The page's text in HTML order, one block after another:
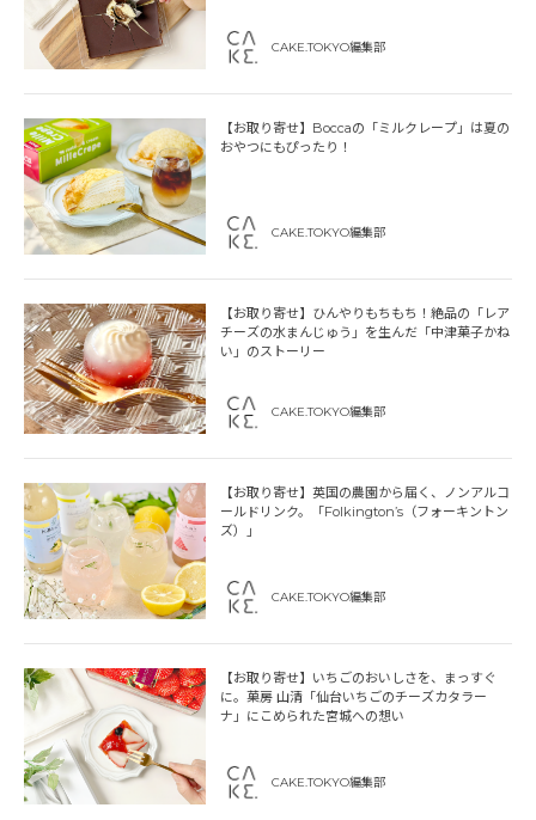
CAKE.TOKYO編集部
【お取り寄せ】Boccaの「ミルクレープ」は夏の
おやつにもぴったり！
CAKE.TOKYO編集部
【お取り寄せ】ひんやりもちもち！絶品の「レア
チーズの水まんじゅう」を生んだ「中津菓子かね
い」のストーリー
CAKE.TOKYO編集部
【お取り寄せ】英国の農園から届く、ノンアルコ
ールドリンク。「Folkington’s（フォーキントン
ズ）」
CAKE.TOKYO編集部
【お取り寄せ】いちごのおいしさを、まっすぐ
に。菓房 山清「仙台いちごのチーズカタラー
ナ」にこめられた宮城への想い
CAKE.TOKYO編集部